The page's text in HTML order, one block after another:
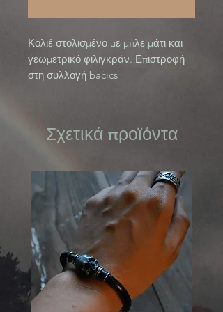
Κολιέ στολισμένο με μπλε μάτι και
γεωμετρικό φιλιγκράν. Επιστροφή
στη συλλογή bacics
Σχετικά προϊόντα